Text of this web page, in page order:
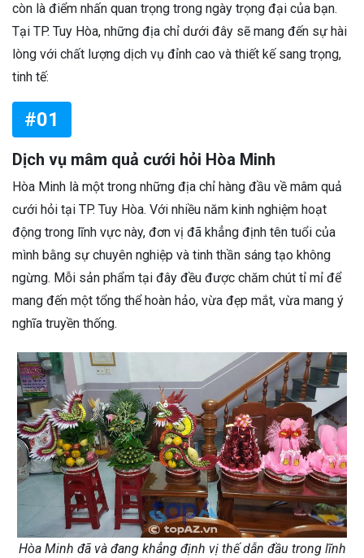
còn là điểm nhấn quan trọng trong ngày trọng đại của bạn.
Tại TP. Tuy Hòa, những địa chỉ dưới đây sẽ mang đến sự hài
lòng với chất lượng dịch vụ đỉnh cao và thiết kế sang trọng,
tinh tế:
#01
Dịch vụ mâm quả cưới hỏi Hòa Minh
Hòa Minh là một trong những địa chỉ hàng đầu về mâm quả
cưới hỏi tại TP. Tuy Hòa. Với nhiều năm kinh nghiệm hoạt
động trong lĩnh vực này, đơn vị đã khẳng định tên tuổi của
mình bằng sự chuyên nghiệp và tinh thần sáng tạo không
ngừng. Mỗi sản phẩm tại đây đều được chăm chút tỉ mỉ để
mang đến một tổng thể hoàn hảo, vừa đẹp mắt, vừa mang ý
nghĩa truyền thống.
Hòa Minh đã và đang khẳng định vị thế dẫn đầu trong lĩnh